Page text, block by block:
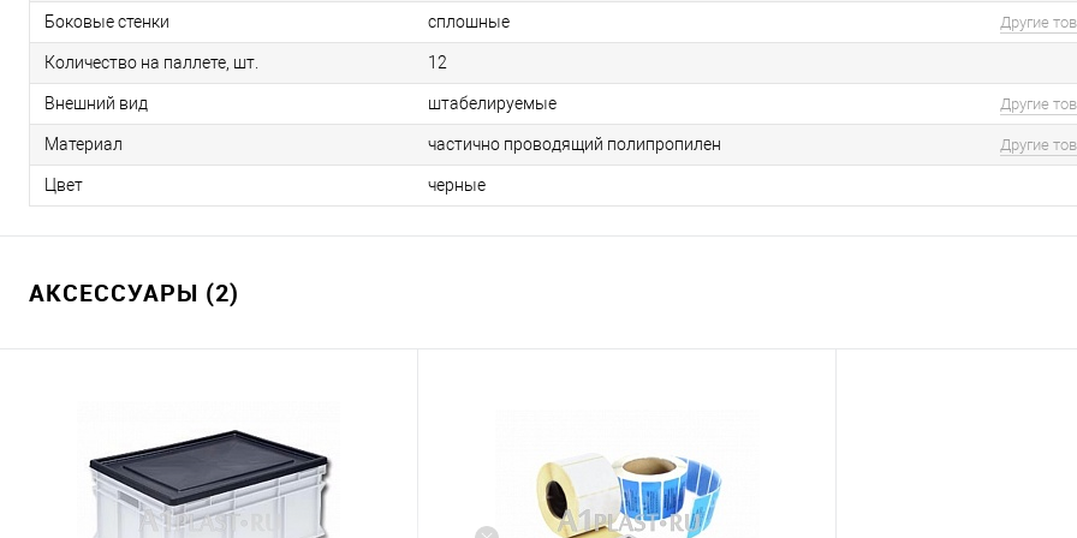
Боковые стенки сплошные Другие
Количество на паллете, шт. 12
Внешний вид штабелируемые Другие
Материал частично проводящий полипропилен Другие
Цвет черные
АКСЕССУАРЫ (2)